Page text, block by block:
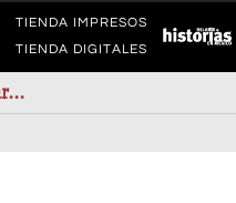
TIENDA IMPRESOS
TIENDA DIGITALES